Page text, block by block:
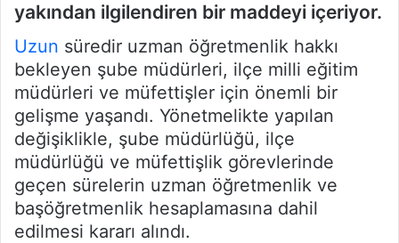
yakından ilgilendiren bir maddeyi içeriyor.
Uzun süredir uzman öğretmenlik hakkı
bekleyen şube müdürleri, ilçe milli eğitim
müdürleri ve müfettişler için önemli bir
gelişme yaşandı. Yönetmelikte yapılan
değişiklikle, şube müdürlüğü, ilçe
müdürlüğü ve müfettişlik görevlerinde
geçen sürelerin uzman öğretmenlik ve
başöğretmenlik hesaplamasına dahil
edilmesi kararı alındı.